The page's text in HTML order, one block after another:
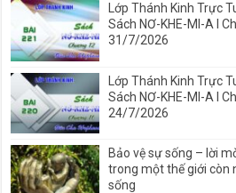
Lớp Thánh Kinh Trực
Sách NƠ-KHE-MI-A I
31/7/2026
Lớp Thánh Kinh Trực
Sách NƠ-KHE-MI-A I
24/7/2026
Bảo vệ sự sống – lời
trong một thế giới còn
sống